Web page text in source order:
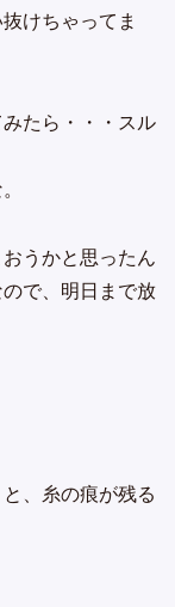
けちゃってま
たら・・・スル
うかと思ったん
で、明日まで放
、糸の痕が残る